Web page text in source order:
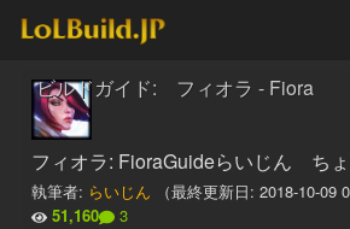
ビルドガイド: フィオラ - Fiora
フィオラ: FioraGuideらいじん ち
執筆者: らいじん （最終更新日: 2018-10-09
51,160
3